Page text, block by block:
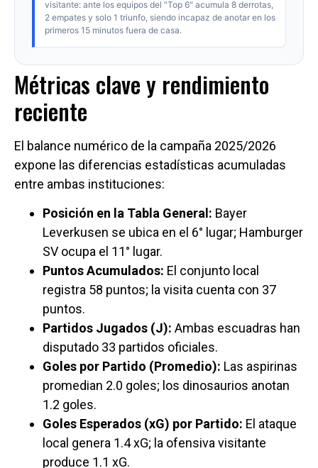
Métricas clave y rendimiento
reciente
El balance numérico de la campaña 2025/2026
expone las diferencias estadísticas acumuladas
entre ambas instituciones:
Posición en la Tabla General: Bayer
Leverkusen se ubica en el 6° lugar; Hamburger
SV ocupa el 11° lugar.
Puntos Acumulados: El conjunto local
registra 58 puntos; la visita cuenta con 37
puntos.
Partidos Jugados (J): Ambas escuadras han
disputado 33 partidos oficiales.
Goles por Partido (Promedio): Las aspirinas
promedian 2.0 goles; los dinosaurios anotan
1.2 goles.
Goles Esperados (xG) por Partido: El ataque
local genera 1.4 xG; la ofensiva visitante
produce 1.1 xG.